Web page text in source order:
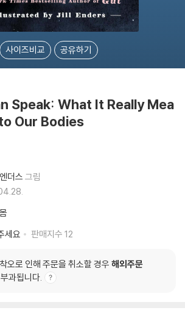
사이즈비교 공유하기
Speak: What It Really Mea
Our Bodies
더스 그림
세요
판매지수 12
오로 인해 주문을 취소할 경우 해외주문
과됩니다.